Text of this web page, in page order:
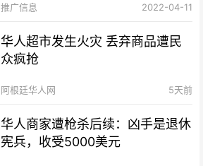
推广信息 2022-04-11
华人超市发生火灾 丢弃商品遭民
众疯抢
阿根廷华人网 5天前
华人商家遭枪杀后续：凶手是退休
宪兵，收受5000美元